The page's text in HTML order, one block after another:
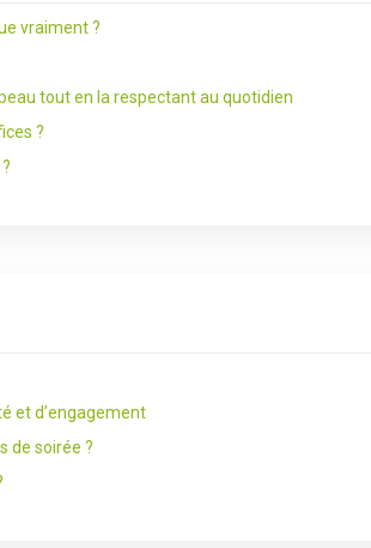
vraiment ?
tout en la respectant au quotidien
?
et d’engagement
de soirée ?